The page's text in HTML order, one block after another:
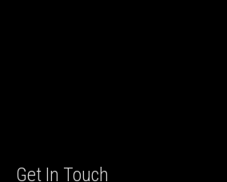
Get In Touch